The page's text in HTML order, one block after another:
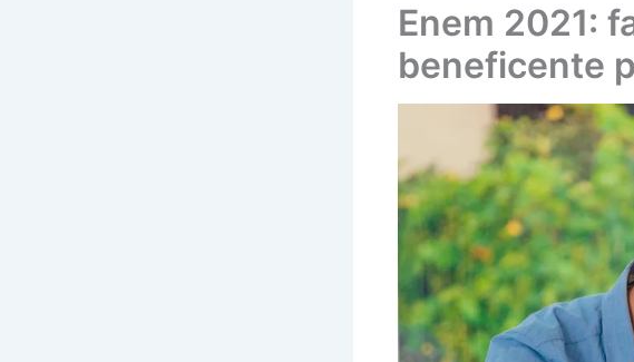
Enem 2021:
beneficente